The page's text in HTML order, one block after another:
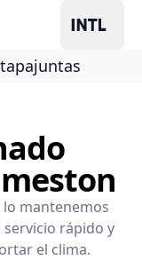
mantenemos
rápido y
el clima.